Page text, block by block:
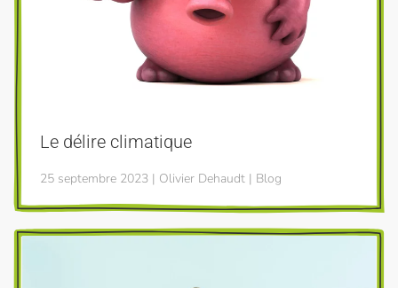
Le délire climatique
25 septembre 2023 | Olivier Dehaudt | Blog